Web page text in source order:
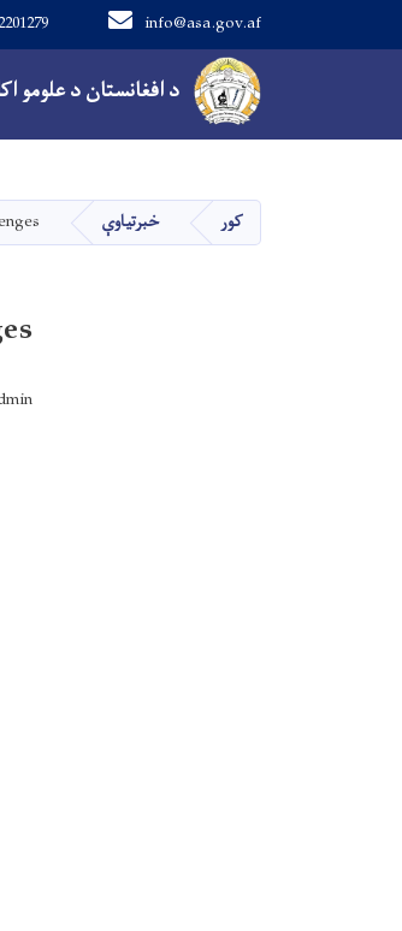
د افغانستان د علومو
info@asa.gov.af
Main navigation
کور خبرتیاوې